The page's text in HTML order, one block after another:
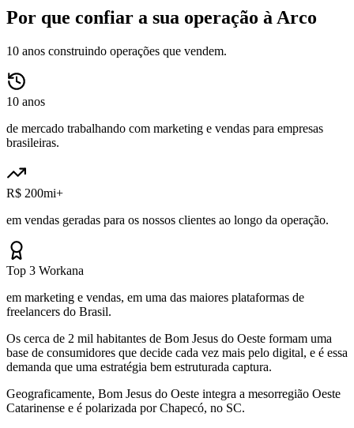
Por que confiar a sua operação à Arco
10 anos construindo operações que vendem.
10 anos
de mercado trabalhando com marketing e vendas para empresas
brasileiras.
R$ 200mi+
em vendas geradas para os nossos clientes ao longo da operação.
Top 3 Workana
em marketing e vendas, em uma das maiores plataformas de
freelancers do Brasil.
Os cerca de 2 mil habitantes de Bom Jesus do Oeste formam uma
base de consumidores que decide cada vez mais pelo digital, e é essa
demanda que uma estratégia bem estruturada captura.
Geograficamente, Bom Jesus do Oeste integra a mesorregião Oeste
Catarinense e é polarizada por Chapecó, no SC.